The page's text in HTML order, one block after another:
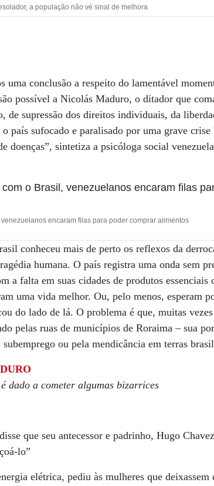
a população não vé sinal de melhora
uma conclusão a respeito do lamentável
possível a Nicolás Maduro, o ditador que
de supressão dos direitos individuais, da
país sufocado e paralisado por uma grave
doenças”, sintetiza a psicóloga social
encaram filas para poder comprar alimentos
conheceu mais de perto os reflexos da
humana. O país registra uma onda sem
a falta em suas cidades de produtos
uma vida melhor. Ou, pelo menos, esperam
do lado de lá. O problema é que, muitas
pelas ruas de municípios de Roraima – sua
ou pela mendicância em terras
dado a cometer algumas bizarrices
que seu antecessor e padrinho, Hugo
lo”
elétrica, pediu às mulheres que